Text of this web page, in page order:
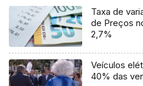
Taxa de
de Preços
2,7%
Veículos
40% das